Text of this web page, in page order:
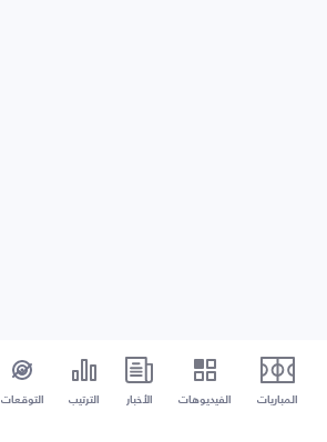
المباريات الفيديوهات الأخبار الترتيب التوقعات